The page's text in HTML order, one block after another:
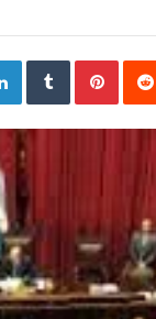
LinkedInTumblr